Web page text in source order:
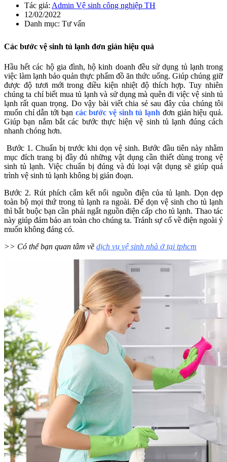
Tác giả: Admin Vệ sinh công nghiệp TH
12/02/2022
Danh mục: Tư vấn
Các bước vệ sinh tủ lạnh đơn giản hiệu quả
Hầu hết các hộ gia đình, hộ kinh doanh đều sử dụng tủ lạnh trong
việc làm lạnh bảo quản thực phẩm đồ ăn thức uống. Giúp chúng giữ
được độ tươi mới trong điều kiện nhiệt độ thích hợp. Tuy nhiên
chúng ta chỉ biết mua tủ lạnh và sử dụng mà quên đi việc vệ sinh tủ
lạnh rất quan trọng. Do vậy bài viết chia sẻ sau đây của chúng tôi
muốn chỉ dẫn tới bạn các bước vệ sinh tủ lạnh đơn giản hiệu quả.
Giúp bạn nắm bắt các bước thực hiện vệ sinh tủ lạnh đúng cách
nhanh chóng hơn.
Bước 1. Chuẩn bị trước khi dọn vệ sinh. Bước đầu tiên này nhằm
mục đích trang bị đầy đủ những vật dụng cần thiết dùng trong vệ
sinh tủ lạnh. Việc chuẩn bị đúng và đủ loại vật dụng sẽ giúp quá
trình vệ sinh tủ lạnh không bị gián đoạn.
Bước 2. Rút phích cắm kết nối nguồn điện của tủ lạnh. Dọn dẹp
toàn bộ mọi thứ trong tủ lạnh ra ngoài. Để dọn vệ sinh cho tủ lạnh
thì bắt buộc bạn cần phải ngắt nguồn điện cấp cho tủ lạnh. Thao tác
này giúp đảm bảo an toàn cho chúng ta. Tránh sự cố về điện ngoài ý
muốn không đáng có.
>> Có thể bạn quan tâm về dịch vụ vệ sinh nhà ở tại tphcm